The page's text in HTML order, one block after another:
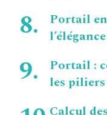
Portail
Portail :
les
Calcul